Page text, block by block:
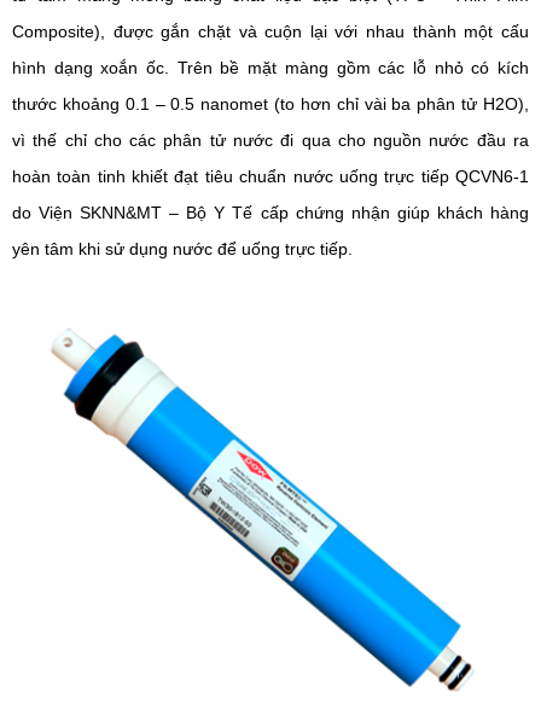
Composite), được gắn chặt và cuộn lại với nhau thành một cấu
hình dạng xoắn ốc. Trên bề mặt màng gồm các lỗ nhỏ có kích
thước khoảng 0.1 – 0.5 nanomet (to hơn chỉ vài ba phân tử H2O),
vì thế chỉ cho các phân tử nước đi qua cho nguồn nước đầu ra
hoàn toàn tinh khiết đạt tiêu chuẩn nước uống trực tiếp QCVN6-1
do Viện SKNN&MT – Bộ Y Tế cấp chứng nhận giúp khách hàng
yên tâm khi sử dụng nước để uống trực tiếp.